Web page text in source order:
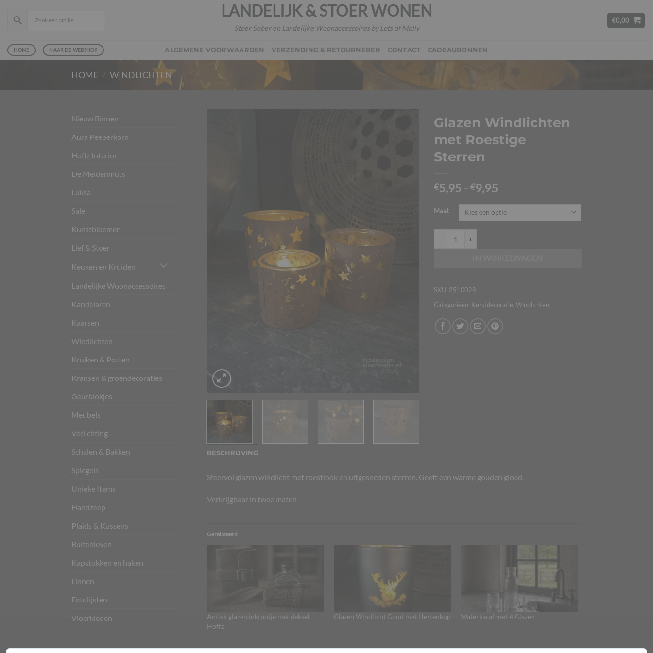
naar
LANDELIJK & STOER WONEN
Stoer Sober en Landelijke Woonaccessoires by Lots of Molly
€0,00
HOME NAAR DE WEBSHOP ALGEMENE VOORWAARDEN VERZENDING & RETOURNEREN CONTACT CADEAUBONNEN
HOME WINDLICHTEN
Nieuw Binnen
Aura Peeperkorn
Hoffz Interior
De Meidenmuts
Luksa
Sale
Kunstbloemen
Lief & Stoer
Keuken en Kruiden
Landelijke Woonaccessoires
Kandelaren
Kaarsen
Windlichten
Kruiken & Potten
Kransen & groendecoraties
Geurblokjes
Meubels
Verlichting
Schalen & Bakken
Spiegels
Unieke Items
Handzeep
Plaids & Kussens
Buitenleven
Kapstokken en haken
Linnen
Fotolijsten
Vloerkleden
Glazen Windlichten
met Roestige
Sterren
€5,95 - €9,95
tot
€9,95
Maat
SKU: 2510028
Categorieën: Kerstdecoratie,Windlichten
BESCHRIJVING
Sfeervol glazen windlicht met roestlook en uitgesneden sterren. Geeft een warme gouden gloed,
Verkrijgbaar in twee maten
Gerelateerd
Antiek glazen inktpotje met deksel –
Hoffz
Glazen Windlicht Goud met Hertenkop Waterkaraf met 4 Glazen